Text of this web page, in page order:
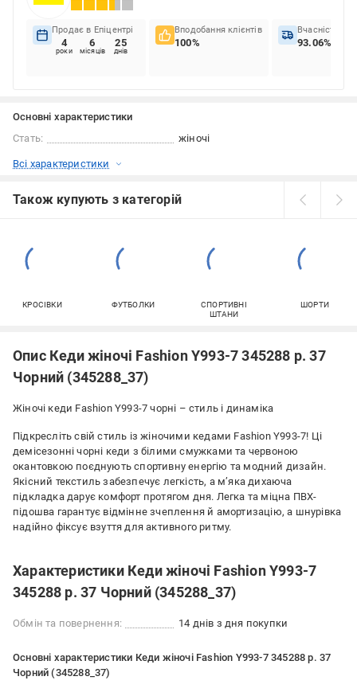
Продає в Епіцентрі
4
роки
6
місяців
25
днів
Вподобання клієнтів
100%
Вчасність
93.06%
Основні характеристики
Стать:
жіночі
Всі характеристики
Також купують з категорій
КРОСІВКИ ФУТБОЛКИ
СПОРТИВНІ
ШТАНИ
ШОРТИ
Опис Кеди жіночі Fashion Y993-7 345288 р. 37
Чорний (345288_37)
Жіночі кеди Fashion Y993-7 чорні – стиль і динаміка
Підкресліть свій стиль із жіночими кедами Fashion Y993-7! Ці
демісезонні чорні кеди з білими смужками та червоною
окантовкою поєднують спортивну енергію та модний дизайн.
Якісний текстиль забезпечує легкість, а м’яка дихаюча
підкладка дарує комфорт протягом дня. Легка та міцна ПВХ-
підошва гарантує відмінне зчеплення й амортизацію, а шнурівка
надійно фіксує взуття для активного ритму.
Характеристики Кеди жіночі Fashion Y993-7
345288 р. 37 Чорний (345288_37)
Обмін та повернення: 14 днів з дня покупки
Основні характеристики Кеди жіночі Fashion Y993-7 345288 р. 37
Чорний (345288_37)